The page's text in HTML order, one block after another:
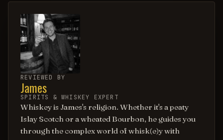
REVIEWED BY
James
SPIRITS & WHISKEY EXPERT
Whiskey is James's religion. Whether it's a peaty
Islay Scotch or a wheated Bourbon, he guides you
through the complex world of whisk(e)y with